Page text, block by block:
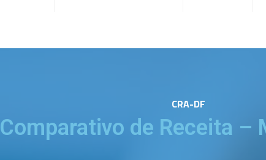
CRA-DF
Comparativo de Receita –